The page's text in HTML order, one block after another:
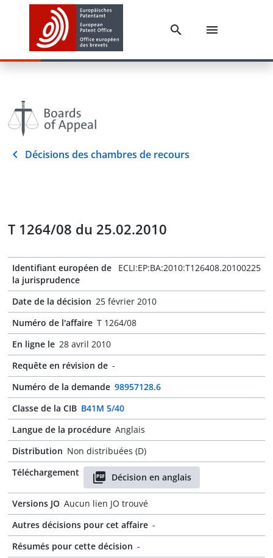
Décisions des chambres de recours
T 1264/08 du 25.02.2010
Identifiant européen de
la jurisprudence
ECLI:EP:BA:2010:T126408.20100225
Date de la décision 25 février 2010
Numéro de l'affaire T 1264/08
En ligne le 28 avril 2010
Requête en révision de -
Numéro de la demande 98957128.6
Classe de la CIB B41M 5/40
Langue de la procédure Anglais
Distribution Non distribuées (D)
Téléchargement
Décision en anglais
Versions JO Aucun lien JO trouvé
Autres décisions pour cet affaire -
Résumés pour cette décision -